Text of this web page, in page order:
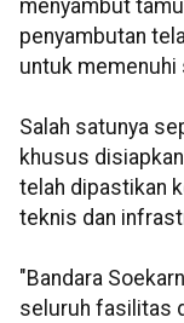
menyambut
penyambutan
untuk memenuhi
Salah satunya
khusus
telah dipastikan
teknis dan
"Bandara
seluruh fasilitas